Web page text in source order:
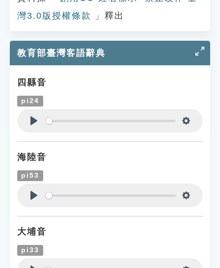
灣3.0版授權條款
」釋出
教育部臺灣客語辭典
四縣音
pi24
海陸音
pi53
大埔音
pi33